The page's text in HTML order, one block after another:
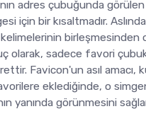
adres çubuğunda görülen
için bir kısaltmadır.
birleşmesinden
olarak, sadece favori
Favicon'un asıl amacı,
eklediğinde, o
yanında görünmesini